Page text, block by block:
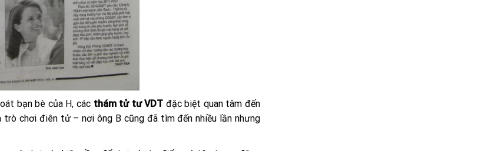
bạn bè của H, các thám tử tư VDT đặc biệt quan tâm đến
chơi điên tử – nơi ông B cũng đã tìm đến nhiều lần nhưng